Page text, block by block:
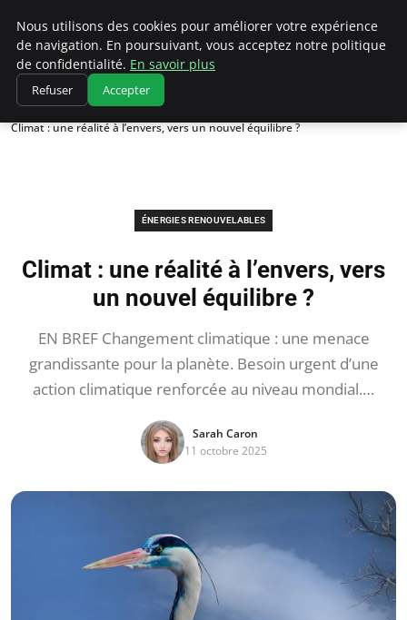
Climatedebtagents
Accueil
Énergies Renouvelables
Climat : une réalité à l’envers, vers un nouvel équilibre ?
ÉNERGIES RENOUVELABLES
Climat : une réalité à l’envers, vers
un nouvel équilibre ?
EN BREF Changement climatique : une menace
grandissante pour la planète. Besoin urgent d’une
action climatique renforcée au niveau mondial.…
Sarah Caron
11 octobre 2025
Nous utilisons des cookies pour améliorer votre expérience
de navigation. En poursuivant, vous acceptez notre politique
de confidentialité. En savoir plus
Refuser Accepter